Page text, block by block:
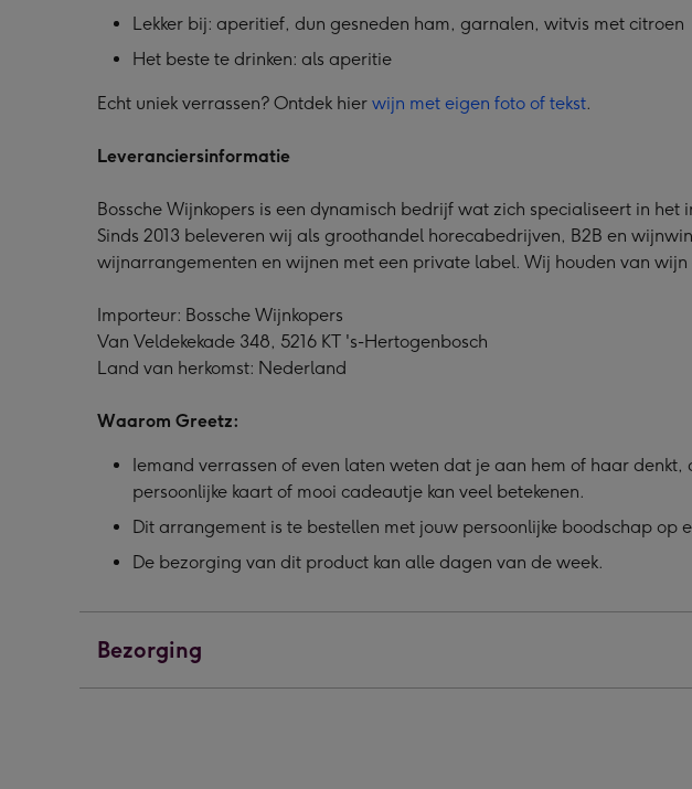
Lekker bij: aperitief, dun gesneden ham, garnalen, witvis met citroen
Het beste te drinken: als aperitie
Echt uniek verrassen? Ontdek hier wijn met eigen foto of tekst.
Leveranciersinformatie
Bossche Wijnkopers is een dynamisch bedrijf wat zich specialiseert in
Sinds 2013 beleveren wij als groothandel horecabedrijven, B2B en
wijnarrangementen en wijnen met een private label. Wij houden van
Importeur: Bossche Wijnkopers
Van Veldekekade 348, 5216 KT 's-Hertogenbosch
Land van herkomst: Nederland
Waarom Greetz:
Iemand verrassen of even laten weten dat je aan hem of haar
persoonlijke kaart of mooi cadeautje kan veel betekenen.
Dit arrangement is te bestellen met jouw persoonlijke boodschap op
De bezorging van dit product kan alle dagen van de week.
Bezorging